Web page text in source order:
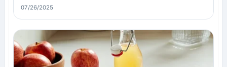
07/26/2025